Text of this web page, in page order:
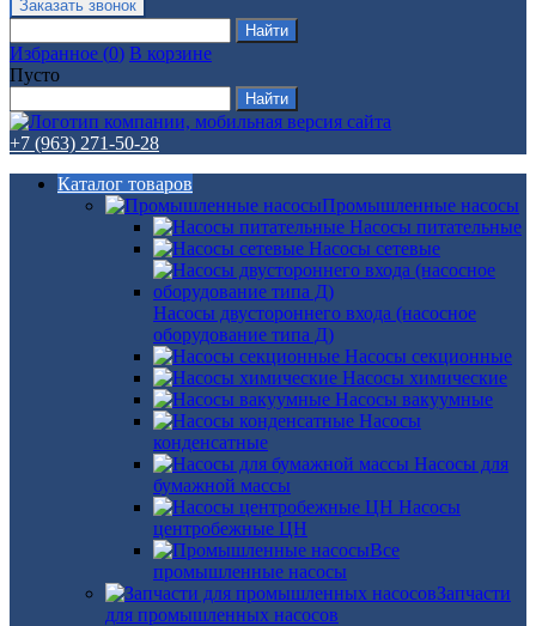
Избранное (0) В корзине
Пусто
+7 (963) 271-50-28
Каталог товаров
Промышленные насосы
Насосы питательные
Насосы сетевые
Насосы двустороннего входа (насосное
оборудование типа Д)
Насосы секционные
Насосы химические
Насосы вакуумные
Насосы
конденсатные
Насосы для
бумажной массы
Насосы
центробежные ЦН
Все
промышленные насосы
Запчасти
для промышленных насосов